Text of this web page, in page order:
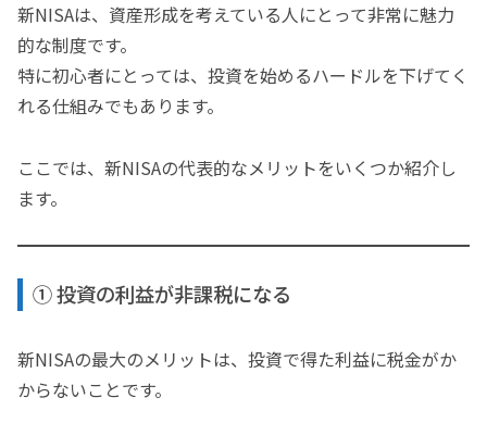
新NISAは、資産形成を考えている人にとって非常に魅力
的な制度です。
特に初心者にとっては、投資を始めるハードルを下げてく
れる仕組みでもあります。
ここでは、新NISAの代表的なメリットをいくつか紹介し
ます。
① 投資の利益が非課税になる
新NISAの最大のメリットは、投資で得た利益に税金がか
からないことです。